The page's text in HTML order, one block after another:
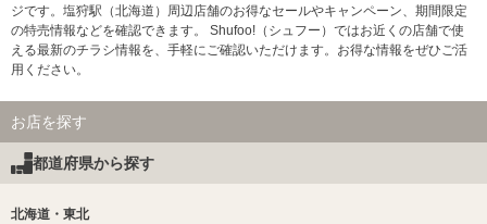
ジです。塩狩駅（北海道）周辺店舗のお得なセールやキャンペーン、期間限定
の特売情報などを確認できます。 Shufoo!（シュフー）ではお近くの店舗で使
える最新のチラシ情報を、手軽にご確認いただけます。お得な情報をぜひご活
用ください。
お店を探す
都道府県から探す
北海道・東北